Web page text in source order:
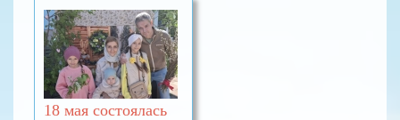
18 мая состоялась